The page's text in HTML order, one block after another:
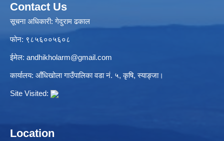
Contact Us
सूचना अधिकारी: गेदुराम ढकाल
फोन: ९८५६००५६०८
ईमेल: andhikholarm@gmail.com
कार्यालय: आँधिखोला गाउँपालिका वडा नं. ५, कृषि, स्याङ्जा।
Site Visited:
Location